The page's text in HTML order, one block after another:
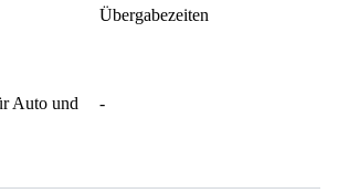
Übergabezeiten
Auto und
-